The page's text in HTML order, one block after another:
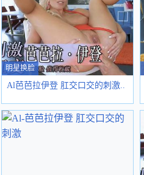
明星换脸
Al芭芭拉伊登 肛交口交的刺激..